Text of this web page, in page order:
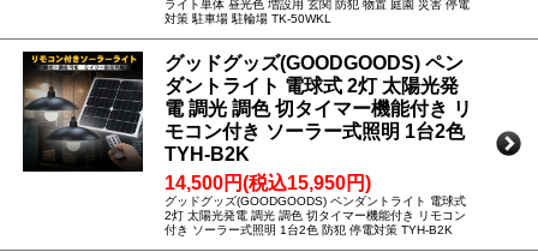
ライト単体 昼光色 増設用 玄関 防犯 物置 庭園 災害 停電
対策 駐車場 駐輪場 TK-50WKL
グッドグッズ(GOODGOODS) ペン
ダントライト 電球式 2灯 太陽光発
電 調光 調色 切タイマー機能付き リ
モコン付き ソーラー式照明 1台2色
TYH-B2K
14,500円(税込15,950円)
グッドグッズ(GOODGOODS) ペンダントライト 電球式
2灯 太陽光発電 調光 調色 切タイマー機能付き リモコン
付き ソーラー式照明 1台2色 防犯 停電対策 TYH-B2K